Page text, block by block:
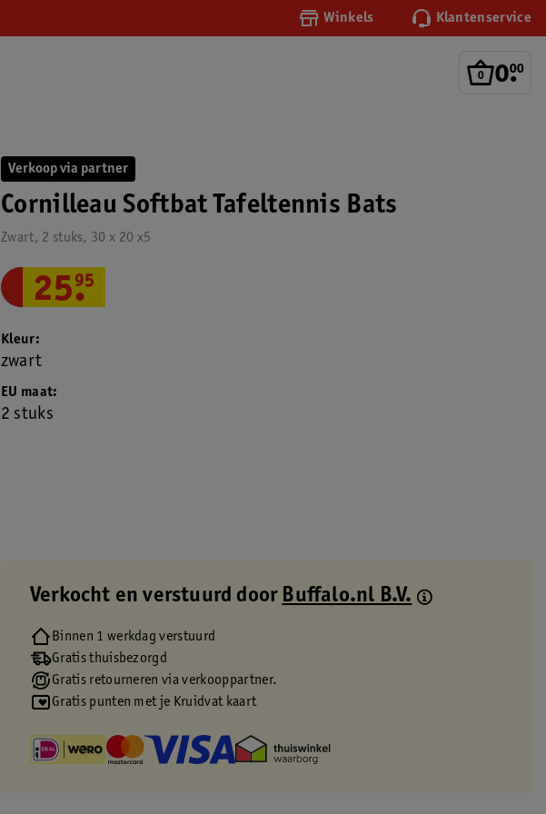
Winkels Klantenservice
0.
00
Verkoop via partner
Cornilleau Softbat Tafeltennis Bats
Zwart, 2 stuks, 30 x 20 x5
25.
95
EU maat
2 stuks
Kleur
zwart
Verkocht en verstuurd door Buffalo.nl B.V.
Binnen 1 werkdag verstuurd
Gratis thuisbezorgd
Gratis retourneren via verkooppartner.
Gratis punten met je Kruidvat kaart